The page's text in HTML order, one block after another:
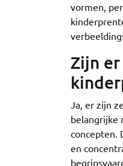
vormen,
Zijn
Ja, er zijn
belangrijke
concepten.
en